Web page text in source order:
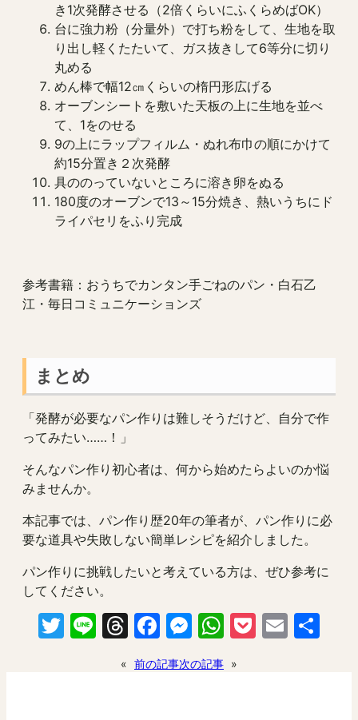
き1次発酵させる（2倍くらいにふくらめばOK）
台に強力粉（分量外）で打ち粉をして、生地を取
り出し軽くたたいて、ガス抜きして6等分に切り
丸める
めん棒で幅12㎝くらいの楕円形広げる
オーブンシートを敷いた天板の上に生地を並べ
て、1をのせる
9の上にラップフィルム・ぬれ布巾の順にかけて
約15分置き２次発酵
具ののっていないところに溶き卵をぬる
180度のオーブンで13～15分焼き、熱いうちにド
ライパセリをふり完成
参考書籍：おうちでカンタン手ごねのパン・白石乙
江・毎日コミュニケーションズ
まとめ
「発酵が必要なパン作りは難しそうだけど、自分で作
ってみたい……！」
そんなパン作り初心者は、何から始めたらよいのか悩
みませんか。
本記事では、パン作り歴20年の筆者が、パン作りに必
要な道具や失敗しない簡単レシピを紹介しました。
パン作りに挑戦したいと考えている方は、ぜひ参考に
してください。
Twitter
LineThreads
Facebook
Messenger
WhatsApp
Pocket
Email
« 前の記事次の記事 »